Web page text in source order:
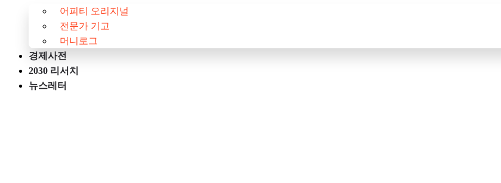
어피티 오리지널
전문가 기고
머니로그
경제사전
2030 리서치
뉴스레터